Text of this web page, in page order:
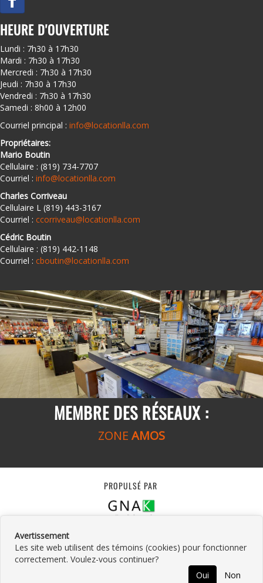
HEURE D'OUVERTURE
Lundi : 7h30 à 17h30
Mardi : 7h30 à 17h30
Mercredi : 7h30 à 17h30
Jeudi : 7h30 à 17h30
Vendredi : 7h30 à 17h30
Samedi : 8h00 à 12h00
Courriel principal : info@locationlla.com
Propriétaires:
Mario Boutin
Cellulaire : (819) 734-7707
Courriel : info@locationlla.com
Charles Corriveau
Cellulaire L (819) 443-3167
Courriel : ccorriveau@locationlla.com
Cédric Boutin
Cellulaire : (819) 442-1148
Courriel : cboutin@locationlla.com
MEMBRE DES RÉSEAUX :
ZONE AMOS
PROPULSÉ PAR
Contactez-
Politique de
Avertissement
Les site web utilisent des témoins (cookies) pour fonctionner
correctement. Voulez-vous continuer?
Oui
Non